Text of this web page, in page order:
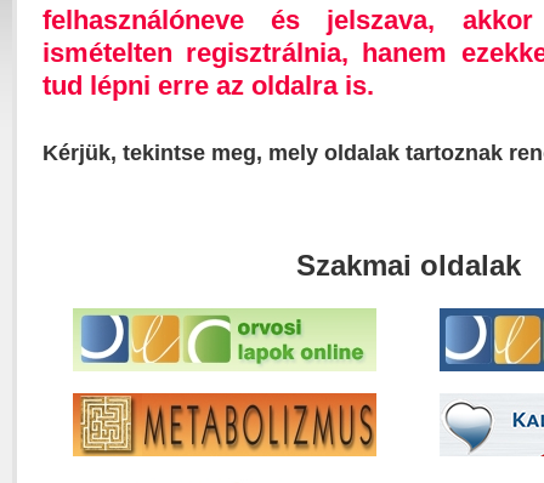
felhasználóneve és jelszava,
ismételten regisztrálnia, hanem
tud lépni erre az oldalra is.
Kérjük, tekintse meg, mely oldalak tartoznak
Szakmai oldalak